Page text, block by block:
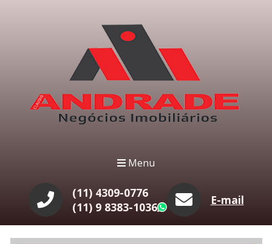
Menu
(11) 4309-0776
(11) 9 8383-1036
WhatsApp
E-mail